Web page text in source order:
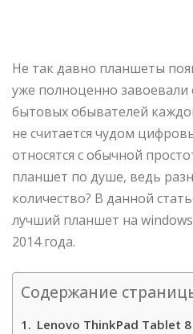
Не так давно планшеты
уже полноценно завоевали
бытовых обывателей
не считается чудом
относятся с обычной
планшет по душе, ведь
количество? В данной
лучший планшет на
2014 года.
Содержание
Lenovo ThinkPad Tablet 8